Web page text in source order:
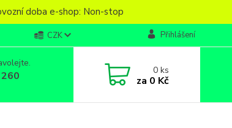
doba e-shop: Non-stop
CZK Přihlášení
0ks
za 0 Kč